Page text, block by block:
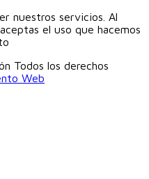
nuestros servicios. Al
el uso que hacemos
Todos los derechos
Web